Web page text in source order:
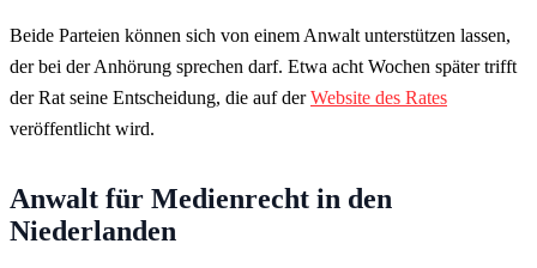
Beide Parteien können sich von einem Anwalt unterstützen lassen,
der bei der Anhörung sprechen darf. Etwa acht Wochen später trifft
der Rat seine Entscheidung, die auf derWebsite des Rates
veröffentlicht wird.
Anwalt für Medienrecht in den
Niederlanden